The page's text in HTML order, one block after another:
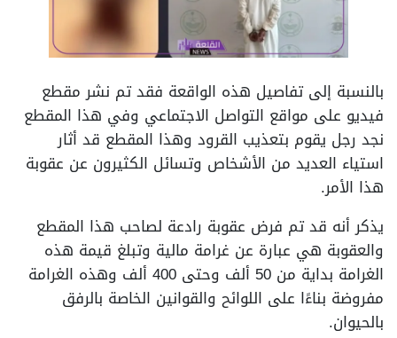
بالنسبة إلى تفاصيل هذه الواقعة فقد تم نشر مقطع
فيديو على مواقع التواصل الاجتماعي وفي هذا المقطع
نجد رجل يقوم بتعذيب القرود وهذا المقطع قد أثار
استياء العديد من الأشخاص وتسائل الكثيرون عن عقوبة
هذا الأمر.
يذكر أنه قد تم فرض عقوبة رادعة لصاحب هذا المقطع
والعقوبة هي عبارة عن غرامة مالية وتبلغ قيمة هذه
الغرامة بداية من 50 ألف وحتى 400 ألف وهذه الغرامة
مفروضة بناءًا على اللوائح والقوانين الخاصة بالرفق
بالحيوان.